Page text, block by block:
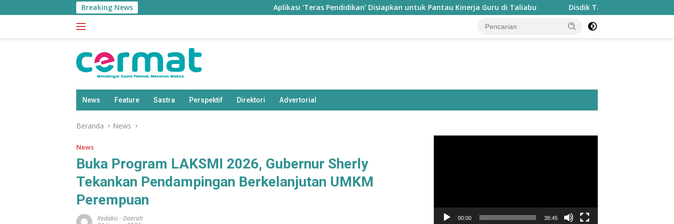
ke
Breaking News Aplikasi ‘Teras Pendidikan’ Disiapkan untuk Pantau Kinerja Guru di Taliabu Disdik Taliabu Gagas Hari Belajar Guru,
News Feature Sastra Perspektif Direktori Advertorial
Beranda News
News
Buka Program LAKSMI 2026, Gubernur Sherly
Tekankan Pendampingan Berkelanjutan UMKM
Perempuan
Redaksi-Daerah
00:00 38:45